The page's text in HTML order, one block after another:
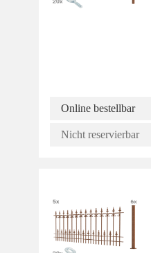
Online bestellbar
Nicht reservierbar